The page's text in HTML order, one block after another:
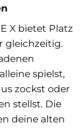
X bietet Platz
gleichzeitig.
spielst,
zockst oder
stellst. Die
deine alten